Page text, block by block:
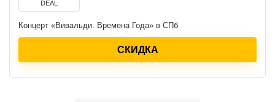
DEAL
Концерт «Вивальди. Времена Года» в СПб
СКИДКА